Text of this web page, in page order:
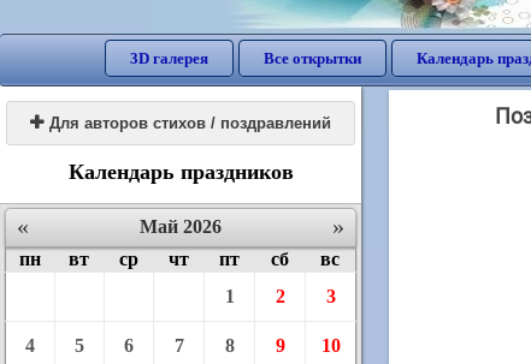
3D галерея Все открытки Календарь
 Для авторов стихов / поздравлений
Календарь праздников
« »
Май 2026
пн
вт ср чт пт сб
вс
1
2 3
4 5 6 7 8 9 10